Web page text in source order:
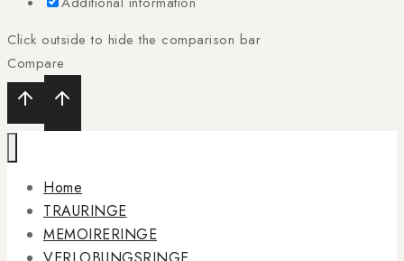
Click outside to hide the comparison bar
Compare
Home
TRAURINGE
MEMOIRERINGE